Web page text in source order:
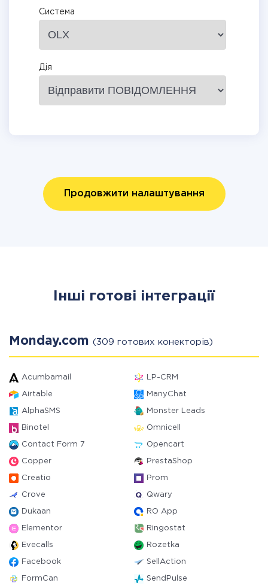
Система
Дія
Продовжити налаштування
Інші готові інтеграції
Monday.com (309 готових конекторів)
Acumbamail LP-CRM
Airtable ManyChat
AlphaSMS Monster Leads
Binotel Omnicell
Contact Form 7 Opencart
Copper PrestaShop
Creatio Prom
Crove Qwary
Dukaan RO App
Elementor Ringostat
Evecalls Rozetka
Facebook SellAction
FormCan SendPulse